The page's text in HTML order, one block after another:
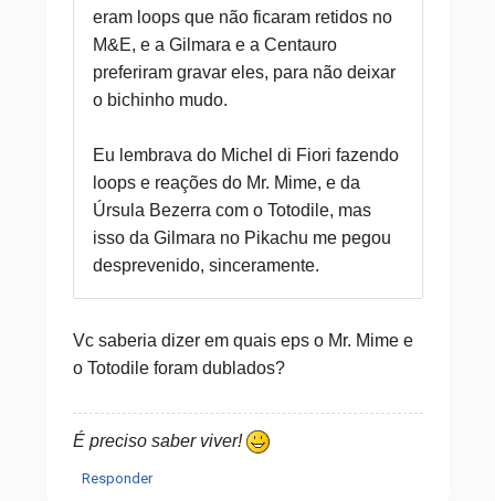
eram loops que não ficaram retidos no
M&E, e a Gilmara e a Centauro
preferiram gravar eles, para não deixar
o bichinho mudo.
Eu lembrava do Michel di Fiori fazendo
loops e reações do Mr. Mime, e da
Úrsula Bezerra com o Totodile, mas
isso da Gilmara no Pikachu me pegou
desprevenido, sinceramente.
Vc saberia dizer em quais eps o Mr. Mime e
o Totodile foram dublados?
É preciso saber viver!
Responder